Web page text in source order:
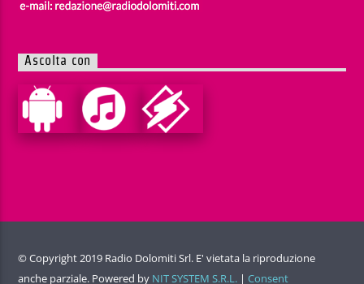
Ascolta con
© Copyright 2019 Radio Dolomiti Srl. E' vietata la riproduzione
anche parziale. Powered by NIT SYSTEM S.R.L. | Consent